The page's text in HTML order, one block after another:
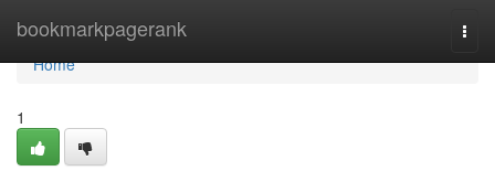
bookmarkpagerank
Home
Home
1